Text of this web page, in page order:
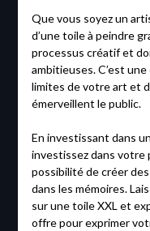
Que vous soyez un
d’une toile à peindre
processus créatif et
ambitieuses. C’est
limites de votre art et
émerveillent le public.
En investissant dans
investissez dans
possibilité de créer
dans les mémoires.
sur une toile XXL et
offre pour exprimer